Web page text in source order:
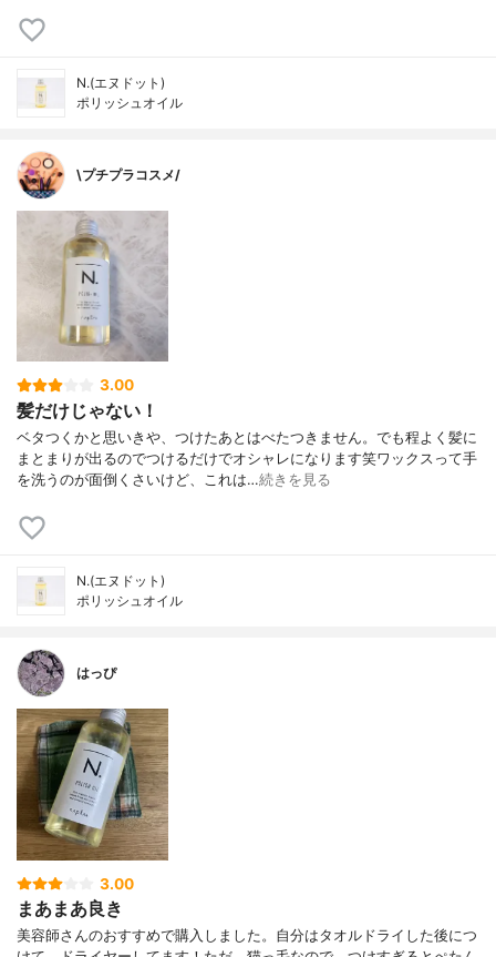
N.(エヌドット)
ポリッシュオイル
\プチプラコスメ/
3.00
髪だけじゃない！
ベタつくかと思いきや、つけたあとはべたつきません。でも程よく髪に
まとまりが出るのでつけるだけでオシャレになります笑ワックスって手
を洗うのが面倒くさいけど、これは…続きを見る
N.(エヌドット)
ポリッシュオイル
はっぴ
3.00
まあまあ良き
美容師さんのおすすめで購入しました。自分はタオルドライした後につ